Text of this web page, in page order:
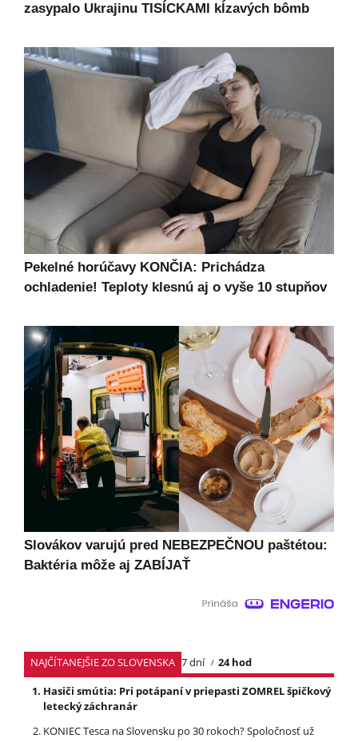
zasypalo Ukrajinu TISÍCKAMI kĺzavých bômb
Pekelné horúčavy KONČIA: Prichádza
ochladenie! Teploty klesnú aj o vyše 10 stupňov
Slovákov varujú pred NEBEZPEČNOU paštétou:
Baktéria môže aj ZABÍJAŤ
NAJČÍTANEJŠIE ZO SLOVENSKA 7 dní
24 hod
Hasiči smútia: Pri potápaní v priepasti ZOMREL špičkový
letecký záchranár
KONIEC Tesca na Slovensku po 30 rokoch? Spoločnosť už